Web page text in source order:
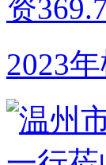
2023